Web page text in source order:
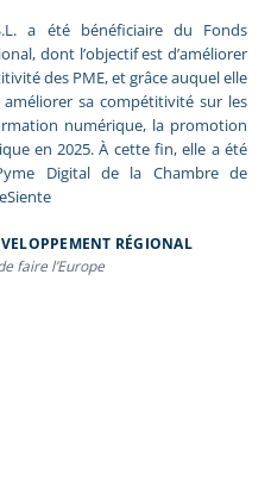
S.L. a été bénéficiaire du Fonds
dont l’objectif est d’améliorer
des PME, et grâce auquel elle
sa compétitivité sur les
numérique, la promotion
en 2025. À cette fin, elle a été
Digital de la Chambre de
RÉGIONAL
faire l’Europe